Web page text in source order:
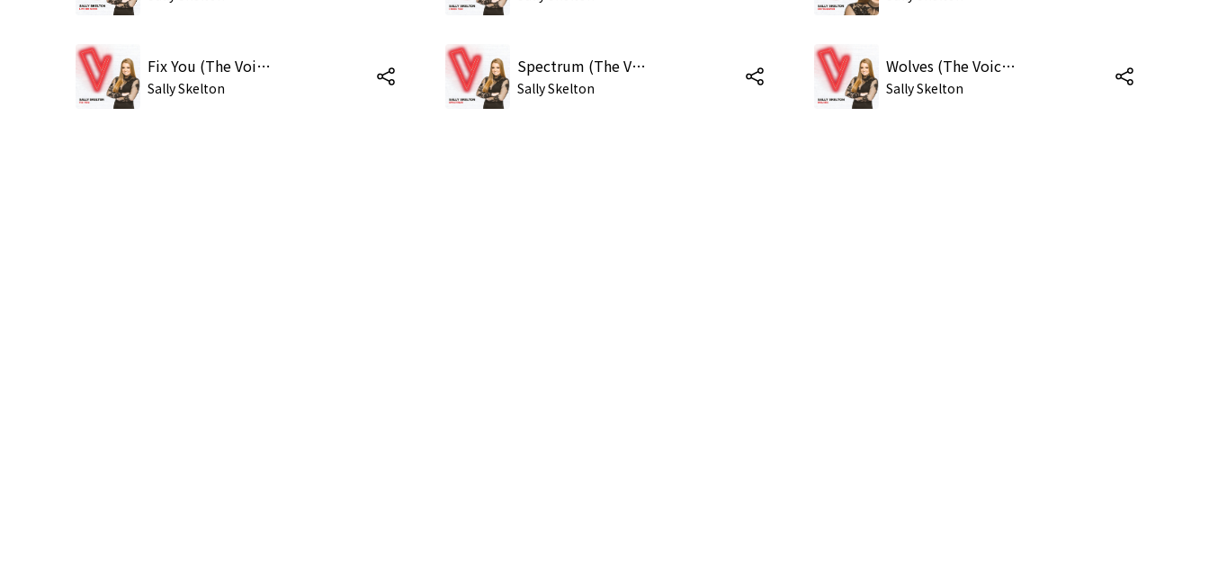
Fix You (The Voice Australia 2018 Performance / Live)
Sally Skelton
Spectrum (The Voice Australia 2018 Performance / Live)
Sally Skelton
Wolves (The Voice Australia 2018 Performance / Live)
Sally Skelton